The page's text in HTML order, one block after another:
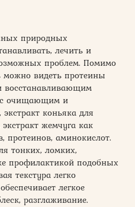
природных
лечить и
проблем. Помимо
можно видеть протеины
с очищающим и
коньяка для
жемчуга как
протеинов, аминокислот.
тонких, ломких,
профилактикой подобных
текстура легко
легкое
разглаживание.